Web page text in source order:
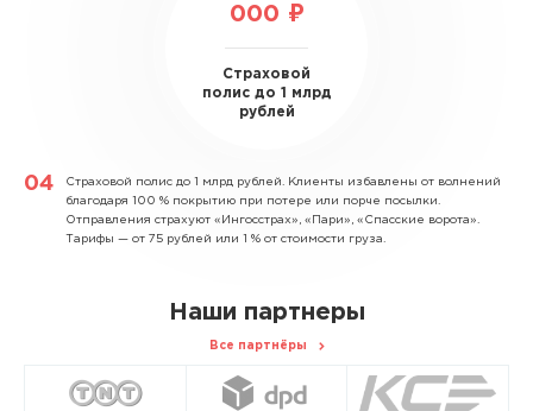
000 ₽
Страховой
полис до 1 млрд
рублей
Страховой полис до 1 млрд рублей. Клиенты избавлены от волнений
благодаря 100 % покрытию при потере или порче посылки.
Отправления страхуют «Ингосстрах», «Пари», «Спасские ворота».
Тарифы — от 75 рублей или 1 % от стоимости груза.
Наши партнеры
Все партнёры